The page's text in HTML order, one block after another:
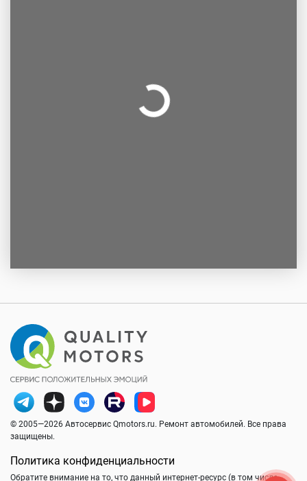
© 2005—2026 Автосервис Qmotors.ru. Ремонт автомобилей. Все права
защищены.
Политика конфиденциальности
Обратите внимание на то, что данный интернет-ресурс (в том числе